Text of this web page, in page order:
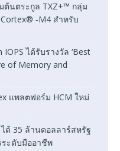
ต้นตระกูล TXZ+™ กลุ่ม
‑M4 สำหรับ
IOPS ได้รับรางวัล ‘Best
of Memory and
แพลตฟอร์ม HCM ใหม่
ด้ 35 ล้านดอลลาร์สหรัฐ
ระดับมืออาชีพ